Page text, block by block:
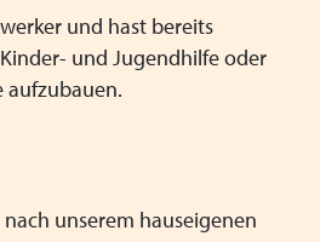
und hast bereits
und Jugendhilfe oder
aufzubauen.
unserem hauseigenen